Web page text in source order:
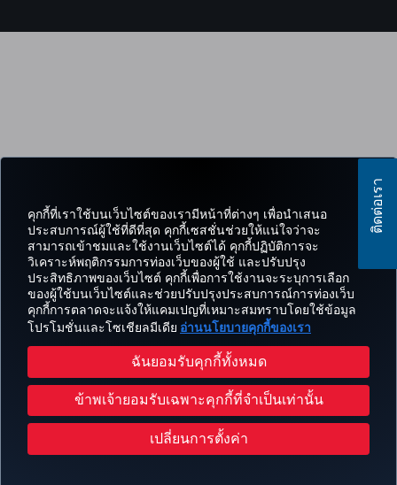
คุกกี้ที่เราใช้บนเว็บไซต์ของเรามีหน้าที่ต่างๆ เพื่อนำเสนอ
ประสบการณ์ผู้ใช้ที่ดีที่สุด คุกกี้เซสชั่นช่วยให้แน่ใจว่าจะ
สามารถเข้าชมและใช้งานเว็บไซต์ได้ คุกกี้ปฏิบัติการจะ
วิเคราะห์พฤติกรรมการท่องเว็บของผู้ใช้ และปรับปรุง
ประสิทธิภาพของเว็บไซต์ คุกกี้เพื่อการใช้งานจะระบุการเลือก
ของผู้ใช้บนเว็บไซต์และช่วยปรับปรุงประสบการณ์การท่องเว็บ
คุกกี้การตลาดจะแจ้งให้แคมเปญที่เหมาะสมทราบโดยใช้ข้อมูล
โปรโมชั่นและโซเชียลมีเดีย อ่านนโยบายคุกกี้ของเรา
ฉันยอมรับคุกกี้ทั้งหมด
ข้าพเจ้ายอมรับเฉพาะคุกกี้ที่จำเป็นเท่านั้น
เปลี่ยนการตั้งค่า
ติดต่อเรา